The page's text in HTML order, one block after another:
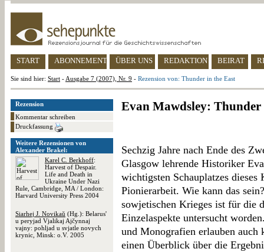
START ABONNEMENT ÜBER UNS REDAKTION BEIRAT
Sie sind hier: Start - Ausgabe 7 (2007), Nr. 9 - Rezension von: Thunder in the East
Rezension
Kommentar schreiben
Druckfassung
Weitere Rezensionen von
Alexander Brakel:
Karel C. Berkhoff:
Harvest of Despair.
Life and Death in
Ukraine Under Nazi
Rule, Cambridge, MA / London:
Harvard University Press 2004
Siarhej J. Novikaŭ (Hg.): Belarus'
u peryjad Vjalikaj Ajčynnaj
vajny: pohljad u svjatle novych
krynic, Minsk: o.V. 2005
Evan Mawdsley: Thunder
Sechzig Jahre nach Ende des
Glasgow lehrende Historiker
wichtigsten Schauplatzes
Pionierarbeit. Wie kann das
sowjetischen Krieges ist für die
Einzelaspekte untersucht
und Monografien erlauben auch
einen Überblick über die